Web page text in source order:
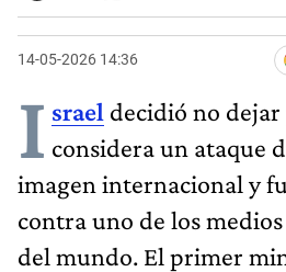
14-05-2026 14:36
I srael decidió no dejar
considera un ataque
imagen internacional y
contra uno de los
del mundo. El primer